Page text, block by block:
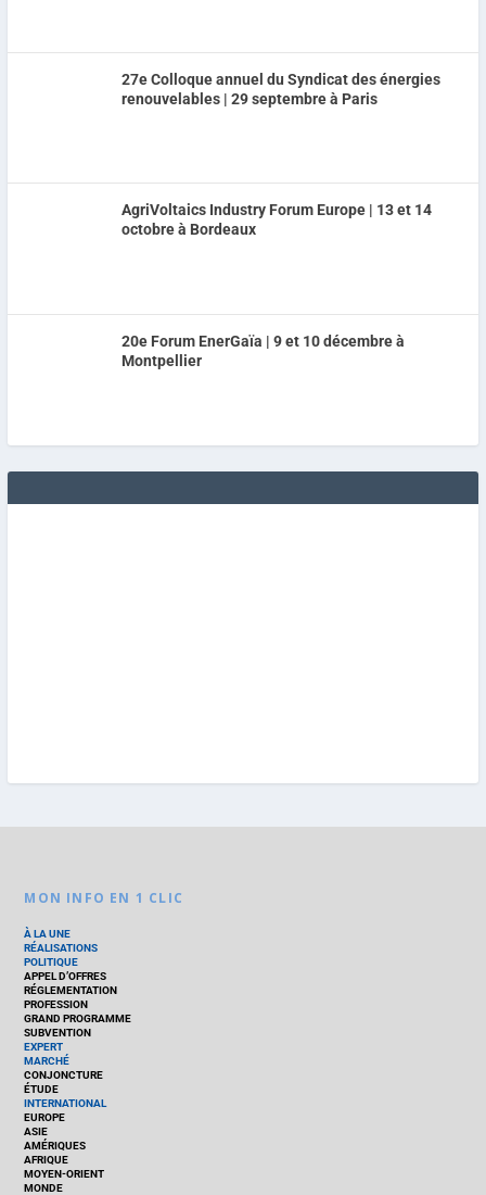
27e Colloque annuel du Syndicat des énergies
renouvelables | 29 septembre à Paris
AgriVoltaics Industry Forum Europe | 13 et 14
octobre à Bordeaux
20e Forum EnerGaïa | 9 et 10 décembre à
Montpellier
MON INFO EN 1 CLIC
À LA UNE
RÉALISATIONS
POLITIQUE
APPEL D’OFFRES
RÉGLEMENTATION
PROFESSION
GRAND PROGRAMME
SUBVENTION
EXPERT
MARCHÉ
CONJONCTURE
ÉTUDE
INTERNATIONAL
EUROPE
ASIE
AMÉRIQUES
AFRIQUE
MOYEN-ORIENT
MONDE